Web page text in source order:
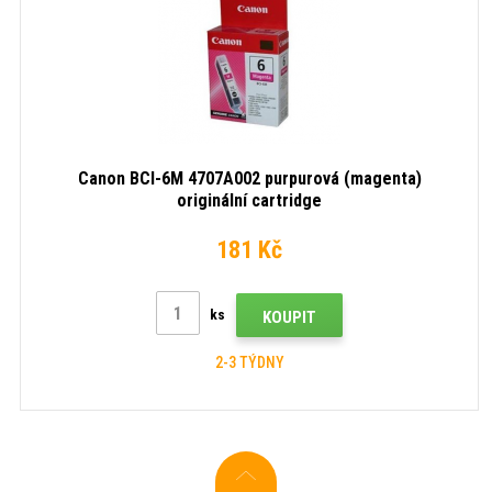
Canon BCI-6M 4707A002 purpurová (magenta)
originální cartridge
181 Kč
ks KOUPIT
2-3 TÝDNY